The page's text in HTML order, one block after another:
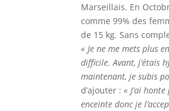
Marseillais. En
comme 99% des
de 15 kg. Sans
« Je ne me mets plus
difficile. Avant, j’étais
maintenant, je subis
d’ajouter : « J’ai
enceinte donc je